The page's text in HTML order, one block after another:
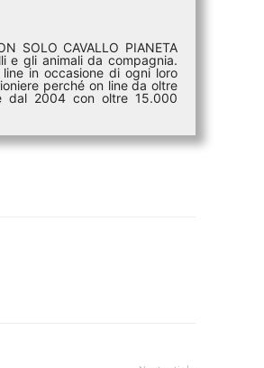
SOLO CAVALLO PIANETA
e gli animali da compagnia.
in occasione di ogni loro
perché on line da oltre
dal 2004 con oltre 15.000